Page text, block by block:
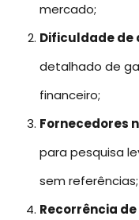
mercado;
Dificuldade de
detalhado de
financeiro;
Fornecedores
para pesquisa
sem referências;
Recorrência